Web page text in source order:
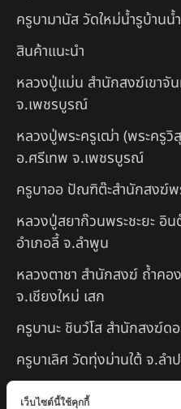
ครูบามานัส วัดใหม่น้ำรูบ้านน้
สินค้าแนะนำ
หลวงปู่แม่น สำนักสงฆ์เขาจั
จ.เพชรบูรณ์
หลวงปู่พระครูเฒ่า (พระครู
อ.ศรีเทพ จ.เพชรบูรณ์
ครูบาออ ปัณฑิต๊ะสำนักสงฆ์พ
หลวงปู่สยาก๊วนพระชะยะ อิ
อำเภอลี้ จ.ลำพูน
หลวงตาชา สำนักสงฆ์ ถ้ำคอ
จ.เชียงใหม่ เสก
ครูบานะ ชินวํโส สำนักสงฆ์
ครูบาเลิศ วัดทุ่งม่านใต้ จ.ลำ
หลวงปู่หนู นรินโท วัดวังท่าดี
เว็บไซต์นี้ใช้คุกกี้